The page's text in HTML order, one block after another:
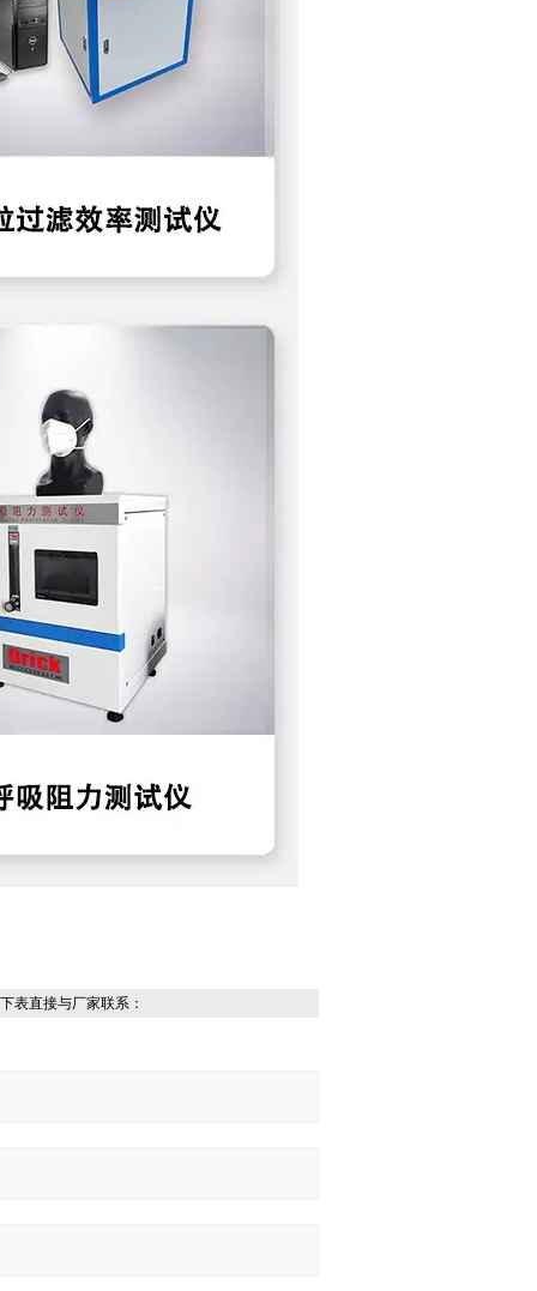
表直接与厂家联系：